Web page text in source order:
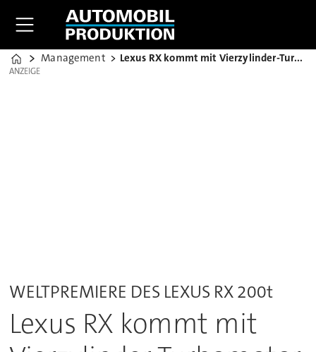
Home
Management Lexus RX kommt mit Vierzylinder-Turbomotor
ANZEIGE
ANZEIGE
WELTPREMIERE DES LEXUS RX 200t
Lexus RX kommt mit